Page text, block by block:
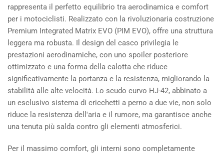
rappresenta il perfetto equilibrio tra aerodinamica e comfort
per i motociclisti. Realizzato con la rivoluzionaria costruzione
Premium Integrated Matrix EVO (PIM EVO), offre una struttura
leggera ma robusta. Il design del casco privilegia le
prestazioni aerodinamiche, con uno spoiler posteriore
ottimizzato e una forma della calotta che riduce
significativamente la portanza e la resistenza, migliorando la
stabilità alle alte velocità. Lo scudo curvo HJ-42, abbinato a
un esclusivo sistema di cricchetti a perno a due vie, non solo
riduce la resistenza dell'aria e il rumore, ma garantisce anche
una tenuta più salda contro gli elementi atmosferici.
Per il massimo comfort, gli interni sono completamente